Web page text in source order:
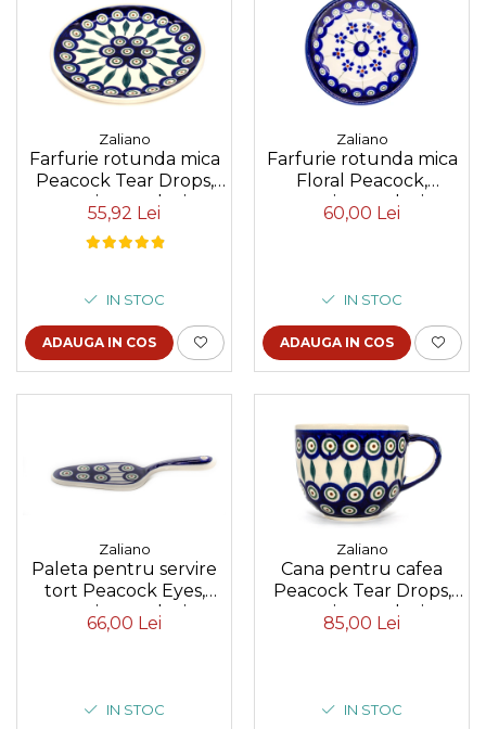
Colectia Blue Spring
Zaliano
Farfurie rotunda mica
Peacock Tear Drops,
ceramica smaltuita,
pictata manual, 16,0 cm
55,92 Lei
IN STOC
ADAUGA IN COS
Zaliano
Farfurie rotunda mica
Floral Peacock,
ceramica smaltuita,
pictata manual, 11,6 cm
60,00 Lei
IN STOC
ADAUGA IN COS
Zaliano
Paleta pentru servire
tort Peacock Eyes,
ceramica smaltuita,
pictata manual,18,3 x
66,00 Lei
IN STOC
Zaliano
Cana pentru cafea
Peacock Tear Drops,
ceramica smaltuita,
pictata manual, 350 ml
85,00 Lei
IN STOC